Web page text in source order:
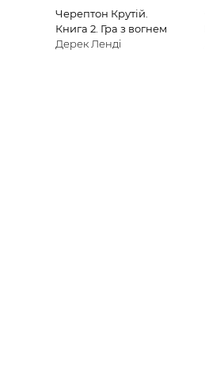
Черептон Крутій.
Книга 2. Гра з вогнем
Дерек Ленді